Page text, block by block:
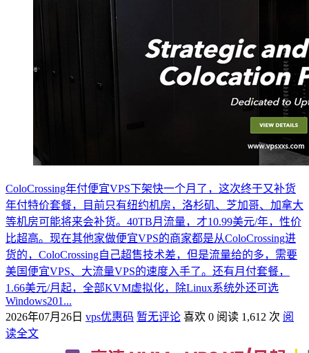
ColoCrossing年付便宜VPS下架快一个月了，这次终于又补货
年付特价套餐，目前只有纽约机房，洛杉矶、芝加哥、加拿大
等机房可能将来会补货。40TB月流量，才10.99美元/年，性价
比超高。现在其他家做便宜VPS的商家都是从ColoCrossing进
货的，ColoCrossing自己超售技术差，但是流量给的多，需要
美国便宜VPS、大流量VPS的速度入手了。还有月付套餐，
1.66美元/月起，全部KVM虚拟化，除Linux系统外还可选
Windows201...
2026年07月26日 vps优惠码 暂无评论 喜欢 0 阅读 1,612 次 阅
读全文